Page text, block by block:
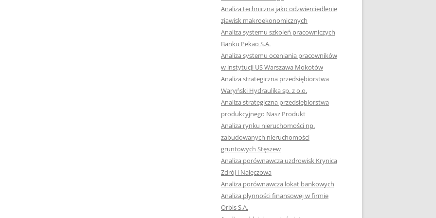
NAPISAĆ PRACĘ DYPLOMOWĄ
JAK PRZYGOTOWAĆ SIĘ DO
USTNEGO EGZAMINU
DYPLOMOWEGO?
HIPOTEZY W PRACACH
DYPLOMOWYCH
JAK PRZYGOTOWAĆ SIĘ DO
OBRONY PRACY DYPLOMOWEJ
Analiza techniczna jako odzwierciedlenie
zjawisk makroekonomicznych
Analiza systemu szkoleń pracowniczych
Banku Pekao S.A.
Analiza systemu oceniania pracowników
w instytucji US Warszawa Mokotów
Analiza strategiczna przedsiębiorstwa
Waryński Hydraulika sp. z o.o.
Analiza strategiczna przedsiębiorstwa
produkcyjnego Nasz Produkt
Analiza rynku nieruchomości np.
zabudowanych nieruchomości
gruntowych Stęszew
Analiza porównawcza uzdrowisk Krynica
Zdrój i Nałęczowa
Analiza porównawcza lokat bankowych
Analiza płynności finansowej w firmie
Orbis S.A.